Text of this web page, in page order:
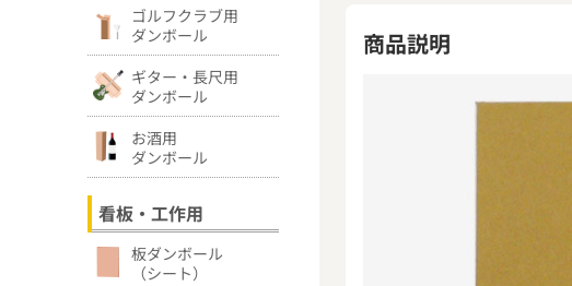
ゴルフクラブ用
ダンボール
ギター・長尺用
ダンボール
お酒用
ダンボール
看板・工作用
板ダンボール
（シート）
商品説明